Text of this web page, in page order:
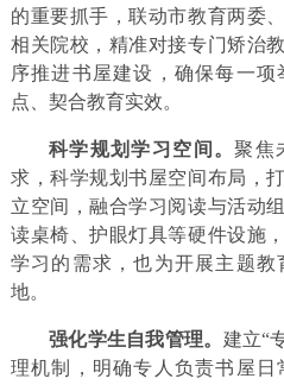
的重要抓手，联动市教育两委
相关院校，精准对接专门矫治
序推进书屋建设，确保每一
点、契合教育实效。
科学规划学习空间。聚焦
求，科学规划书屋空间布局，
立空间，融合学习阅读与活动
读桌椅、护眼灯具等硬件设施
学习的需求，也为开展主题
地。
强化学生自我管理。 建立“
理机制，明确专人负责书屋